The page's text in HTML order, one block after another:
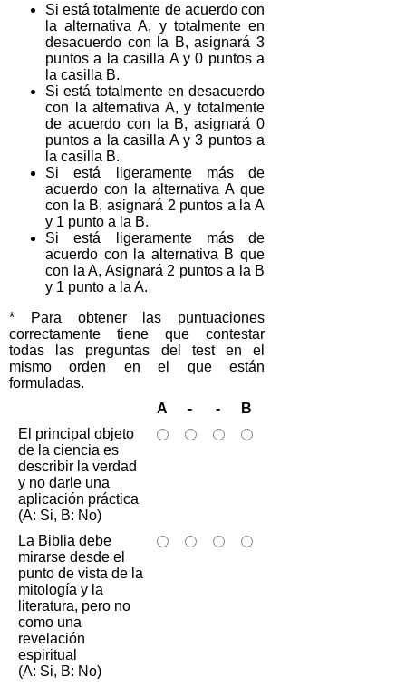
Si está totalmente de acuerdo con
la alternativa A, y totalmente en
desacuerdo con la B, asignará 3
puntos a la casilla A y 0 puntos a
la casilla B.
Si está totalmente en desacuerdo
con la alternativa A, y totalmente
de acuerdo con la B, asignará 0
puntos a la casilla A y 3 puntos a
la casilla B.
Si está ligeramente más de
acuerdo con la alternativa A que
con la B, asignará 2 puntos a la A
y 1 punto a la B.
Si está ligeramente más de
acuerdo con la alternativa B que
con la A, Asignará 2 puntos a la B
y 1 punto a la A.
* Para obtener las puntuaciones
correctamente tiene que contestar
todas las preguntas del test en el
mismo orden en el que están
formuladas.
A
- -
B
El principal objeto
de la ciencia es
describir la verdad
y no darle una
aplicación práctica
(A: Si, B: No)
La Biblia debe
mirarse desde el
punto de vista de la
mitología y la
literatura, pero no
como una
revelación
espiritual
(A: Si, B: No)